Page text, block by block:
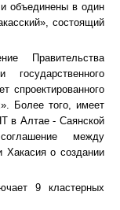
объединены в один
состоящий
Правительства
спроектированного
Более того, имеет
в Алтае - Саянской
между
Хакасия о создании
9 кластерных